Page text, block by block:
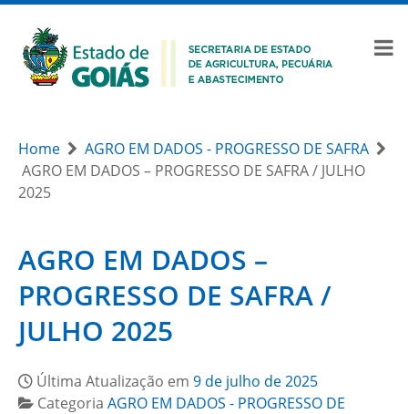
Home
AGRO EM DADOS - PROGRESSO DE SAFRA
AGRO EM DADOS – PROGRESSO DE SAFRA / JULHO
2025
AGRO EM DADOS –
PROGRESSO DE SAFRA /
JULHO 2025
Última Atualização em 9 de julho de 2025
Categoria AGRO EM DADOS - PROGRESSO DE